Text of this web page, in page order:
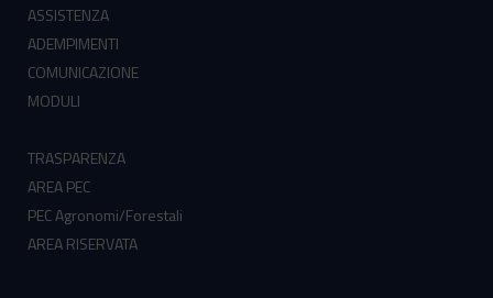
ASSISTENZA
ADEMPIMENTI
COMUNICAZIONE
MODULI
TRASPARENZA
AREA PEC
PEC Agronomi/Forestali
AREA RISERVATA